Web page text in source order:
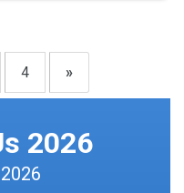
4 »
2026